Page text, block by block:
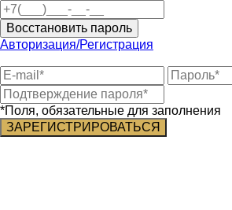
Восстановить пароль
Авторизация/Регистрация
*Поля, обязательные для заполнения